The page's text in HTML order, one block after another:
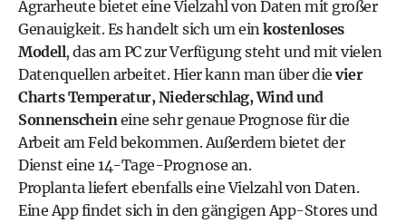
Agrarheute bietet eine Vielzahl von Daten mit großer
Genauigkeit. Es handelt sich um einkostenloses
Modell, das am PC zur Verfügung steht und mit vielen
Datenquellen arbeitet. Hier kann man über die vier
Charts Temperatur, Niederschlag, Wind und
Sonnenscheineine sehr genaue Prognose für die
Arbeit am Feld bekommen. Außerdem bietet der
Dienst eine 14-Tage-Prognose an.
Proplantaliefert ebenfalls eine Vielzahl von Daten.
Eine App findet sich in den gängigen App-Stores und